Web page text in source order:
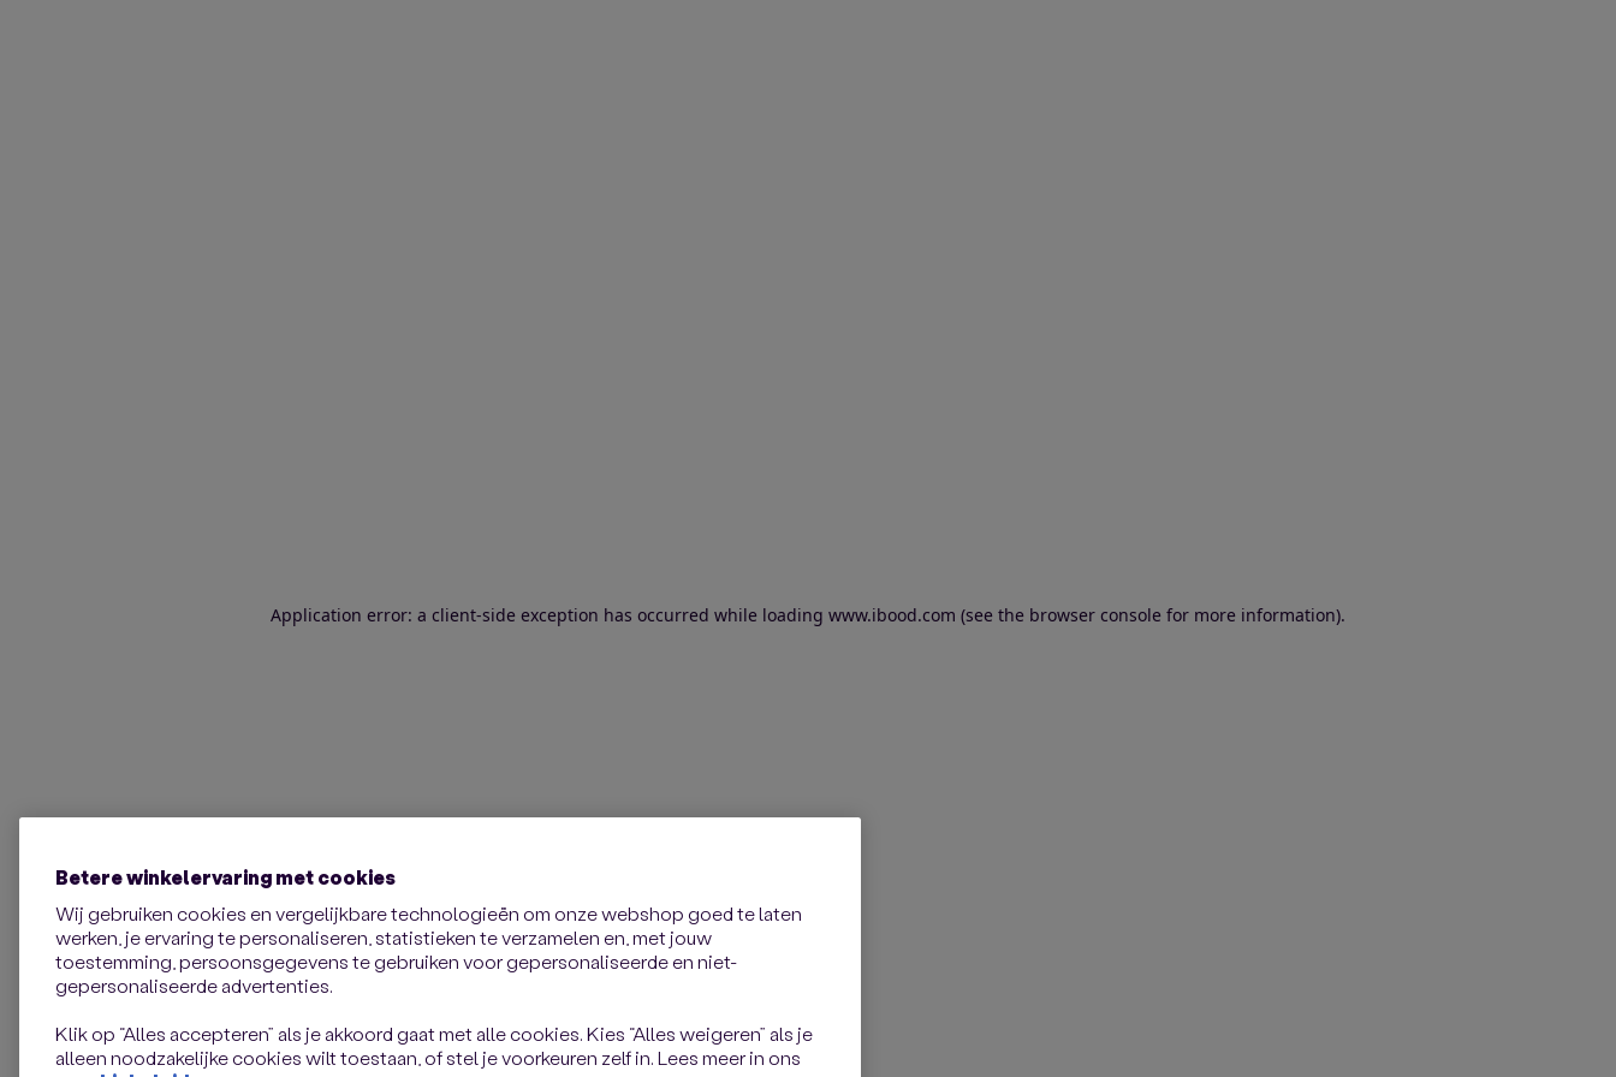
Application error: a client-side exception has occurred while loading www.ibood.com (see the browser console for more information).
Betere winkelervaring met cookies
Wij gebruiken cookies en vergelijkbare technologieën om onze webshop goed te laten
werken, je ervaring te personaliseren, statistieken te verzamelen en, met jouw
toestemming, persoonsgegevens te gebruiken voor gepersonaliseerde en niet-
gepersonaliseerde advertenties.
Klik op “Alles accepteren” als je akkoord gaat met alle cookies. Kies “Alles weigeren” als je
alleen noodzakelijke cookies wilt toestaan, of stel je voorkeuren zelf in. Lees meer in ons